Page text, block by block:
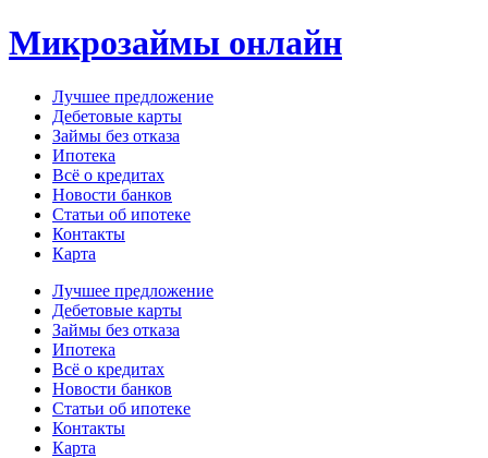
Перейти
к
Микрозаймы онлайн
Лучшее предложение
Дебетовые карты
Займы без отказа
Ипотека
Всё о кредитах
Новости банков
Статьи об ипотеке
Контакты
Карта
Меню Лучшее предложение
Дебетовые карты
Займы без отказа
Ипотека
Всё о кредитах
Новости банков
Статьи об ипотеке
Контакты
Карта